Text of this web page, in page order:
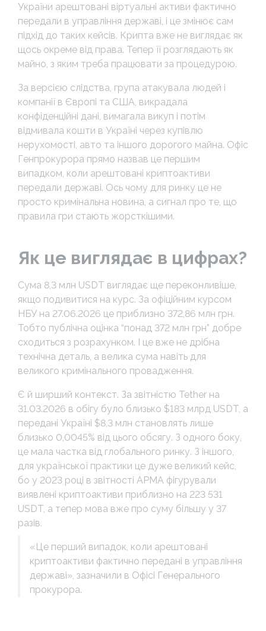
України арештовані віртуальні активи фактично
передали в управління державі, і це змінює сам
підхід до таких кейсів. Крипта вже не виглядає як
щось окреме від права. Тепер її розглядають як
майно, з яким треба працювати за процедурою.
За версією слідства, група атакувала людей і
компанії в Європі та США, викрадала
конфіденційні дані, вимагала викуп і потім
відмивала кошти в Україні через купівлю
нерухомості, авто та іншого дорогого майна. Офіс
Генпрокурора прямо назвав це першим
випадком, коли арештовані криптоактиви
передали державі. Ось чому для ринку це не
просто кримінальна новина, а сигнал про те, що
правила гри стають жорсткішими.
Як це виглядає в цифрах?
Сума 8,3 млн USDT виглядає ще переконливіше,
якщо подивитися на курс. За офіційним курсом
НБУ на 27.06.2026 це приблизно 372,86 млн грн.
Тобто публічна оцінка “понад 372 млн грн” добре
сходиться з розрахунком. І це вже не дрібна
технічна деталь, а велика сума навіть для
великого кримінального провадження.
Є й ширший контекст. За звітністю Tether на
31.03.2026 в обігу було близько $183 млрд USDT, а
передані Україні $8,3 млн становлять лише
близько 0,0045% від цього обсягу. З одного боку,
це мала частка від глобального ринку. З іншого,
для української практики це дуже великий кейс,
бо у 2023 році в звітності АРМА фігурували
виявлені криптоактиви приблизно на 223 531
USDT, а тепер мова вже про суму більшу у 37
разів.
«Це перший випадок, коли арештовані
криптоактиви фактично передані в управління
державі», зазначили в Офісі Генерального
прокурора.